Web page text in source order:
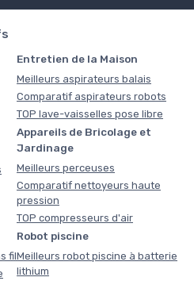
Entretien de la Maison
Meilleurs aspirateurs balais
Comparatif aspirateurs robots
TOP lave-vaisselles pose libre
Appareils de Bricolage et
Jardinage
Meilleurs perceuses
Comparatif nettoyeurs haute
pression
TOP compresseurs d'air
fil
Robot piscine
Meilleurs robot piscine à batterie
lithium